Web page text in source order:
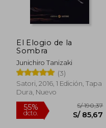
55% S/
El Elogio de la
Sombra
Junichiro Tanizaki
(3)
Satori, 2016, 1 Edición, Tapa
Dura, Nuevo